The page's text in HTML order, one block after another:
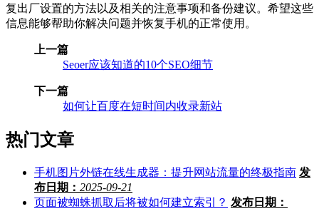
复出厂设置的方法以及相关的注意事项和备份建议。希望这些
信息能够帮助你解决问题并恢复手机的正常使用。
上一篇
Seoer应该知道的10个SEO细节
下一篇
如何让百度在短时间内收录新站
热门文章
手机图片外链在线生成器：提升网站流量的终极指南 发
布日期： 2025-09-21
页面被蜘蛛抓取后将被如何建立索引？ 发布日期：